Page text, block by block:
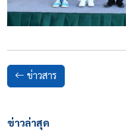
ข่าวสาร
ข่าวล่าสุด